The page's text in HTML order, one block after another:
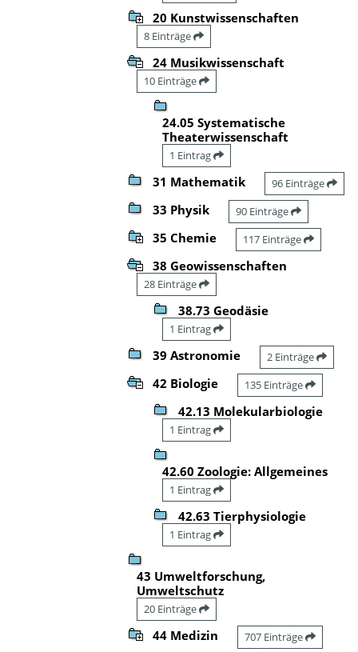
20 Kunstwissenschaften
8 Einträge
24 Musikwissenschaft
10 Einträge
24.05 Systematische
Theaterwissenschaft
1 Eintrag
31 Mathematik 96 Einträge
33 Physik 90 Einträge
35 Chemie 117 Einträge
38 Geowissenschaften
28 Einträge
38.73 Geodäsie
1 Eintrag
39 Astronomie 2 Einträge
42 Biologie 135 Einträge
42.13 Molekularbiologie
1 Eintrag
42.60 Zoologie: Allgemeines
1 Eintrag
42.63 Tierphysiologie
1 Eintrag
43 Umweltforschung,
Umweltschutz
20 Einträge
44 Medizin 707 Einträge